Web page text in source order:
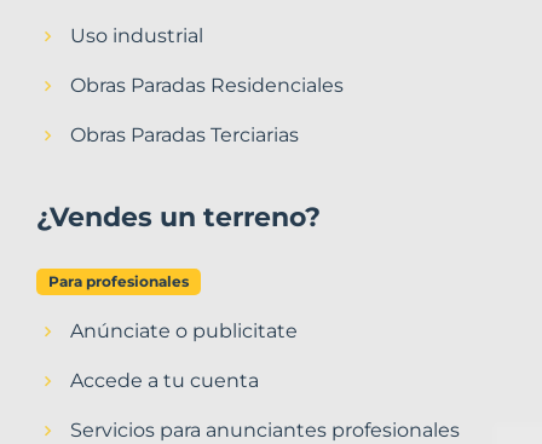
Uso industrial
Obras Paradas Residenciales
Obras Paradas Terciarias
¿Vendes un terreno?
Para profesionales
Anúnciate o publicitate
Accede a tu cuenta
Servicios para anunciantes profesionales